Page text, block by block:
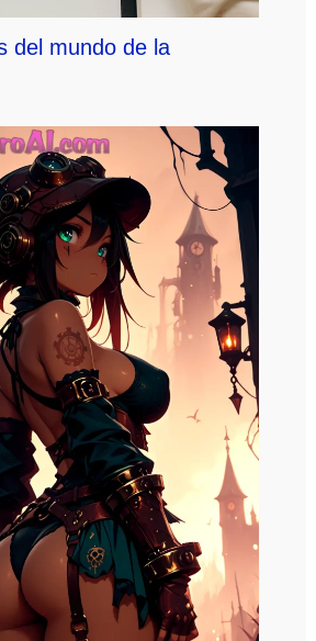
del mundo de la